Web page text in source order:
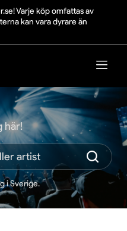
Varje köp omfattas av
kan vara dyrare än
här!
i Sverige.